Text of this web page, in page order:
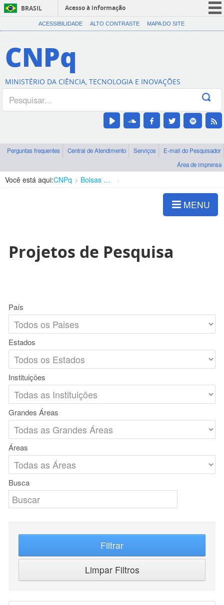
BRASIL
Acesso à informação
CORONAVÍRUS (COVID-19)
Canais
ACESSIBILIDADE ALTO CONTRASTE MAPA DO SITE
CNPq
MINISTÉRIO DA CIÊNCIA, TECNOLOGIA E INOVAÇÕES
Perguntas frequentes Central de Atendimento Serviços
E-mail do Pesquisador
Área de imprensa
Você está aqui:CNPq Bolsas e Auxílios Vigentes
MENU
Projetos de Pesquisa
País
Estados
Instituições
Grandes Áreas
Áreas
Busca
Filtrar
Limpar Filtros